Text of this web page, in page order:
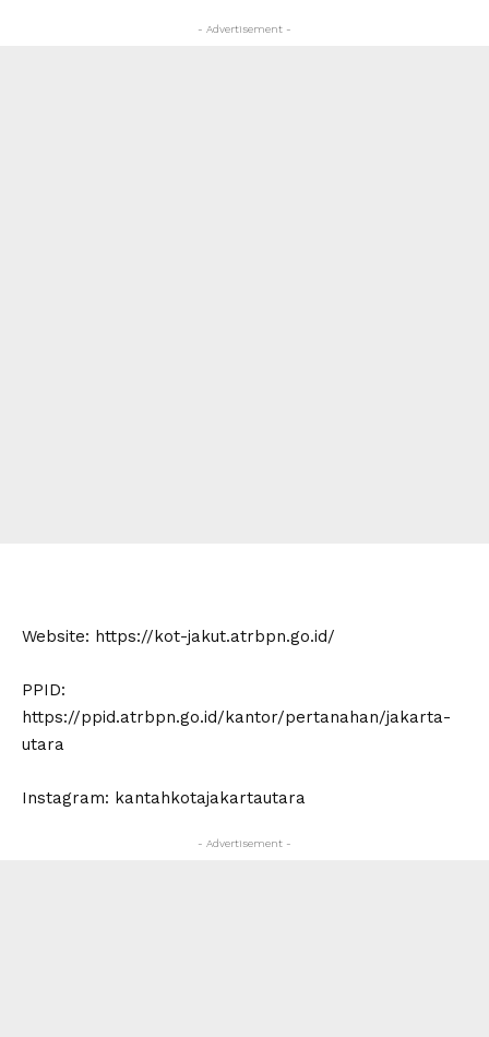
- Advertisement -
Website: https://kot-jakut.atrbpn.go.id/
PPID:
https://ppid.atrbpn.go.id/kantor/pertanahan/jakarta-
utara
Instagram: kantahkotajakartautara
- Advertisement -